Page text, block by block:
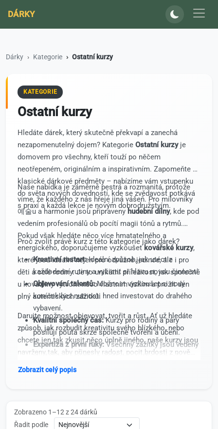
DÁRKY
Dárky Kategorie Ostatní kurzy
KATEGORIE
Ostatní kurzy
Hledáte dárek, který skutečně překvapí a zanechá
nezapomenutelný dojem? Kategorie Ostatní kurzyje
domovem pro všechny, kteří touží po něčem
neotřepeném, originálním a inspirativním. Zapomeňte na
klasické dárkové předměty – nabízíme vám vstupenku
do světa nových dovedností, kde se zvědavost potkává
s praxí a každá lekce je novým dobrodružstvím.
Naše nabídka je záměrně pestrá a rozmanitá, protože
víme, že každého z nás hřeje jiná vášeň. Pro milovníky
예술u a harmonie jsou připraveny hudební dílny, kde pod
vedením profesionálů ob pocítí magii tónů a rytmů.
Pokud však hledáte něco více hmatatelného a
energického, doporučujeme vyzkoušet kovářské kurzy,
které jsou ideální nejen pro odvážné jedince, ale i pro
děti a celé rodiny. Je to unikátní příležitost, jak společně
u kovadliny vytvořit něco vlastním úsilím a prožít den
plný autentických zážitků.
Proč zvolit právě kurz z této kategorie jako dárek?
Kreativní restart:Ideální způsob, jak utéct z
každodenní rutiny a vyčistit si hlavu novou činností.
Objevování talentů:Možnost vyzkoušet si nový
koníček bez nutnosti hned investovat do drahého
vybavení.
Kvalitní společný čas:Kurzy pro rodiny a páry
posilují pouta skrze společné tvoření a učení.
Expertíza z první ruky:Všechny zážitky jsou vedeny
Darujte možnost objevovat, tvořit a růst. Ať už hledáte
způsob, jak rozbudit kreativitu svého blízkého, nebo
chcete jen tak zkusit něco úplně jiného, naše kurzy jsou
navrženy tak, aby přinesly radost, pocit hrdosti z nově
osvojeného umění a vzpomínky, které nevyblednou.
Vyberte si zážitek, který rozbudí fantazii a stane se tím
Zobrazit celý popis
Zobrazeno 1–12 z 24 dárků
Řadit podle